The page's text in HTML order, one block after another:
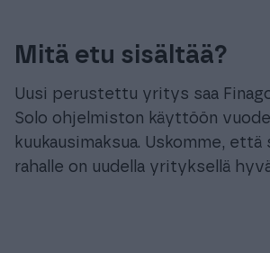
Mitä etu sisältää?
Uusi perustettu yritys saa
Solo ohjelmiston käyttöön
kuukausimaksua. Uskomme,
rahalle on uudella yrityksellä